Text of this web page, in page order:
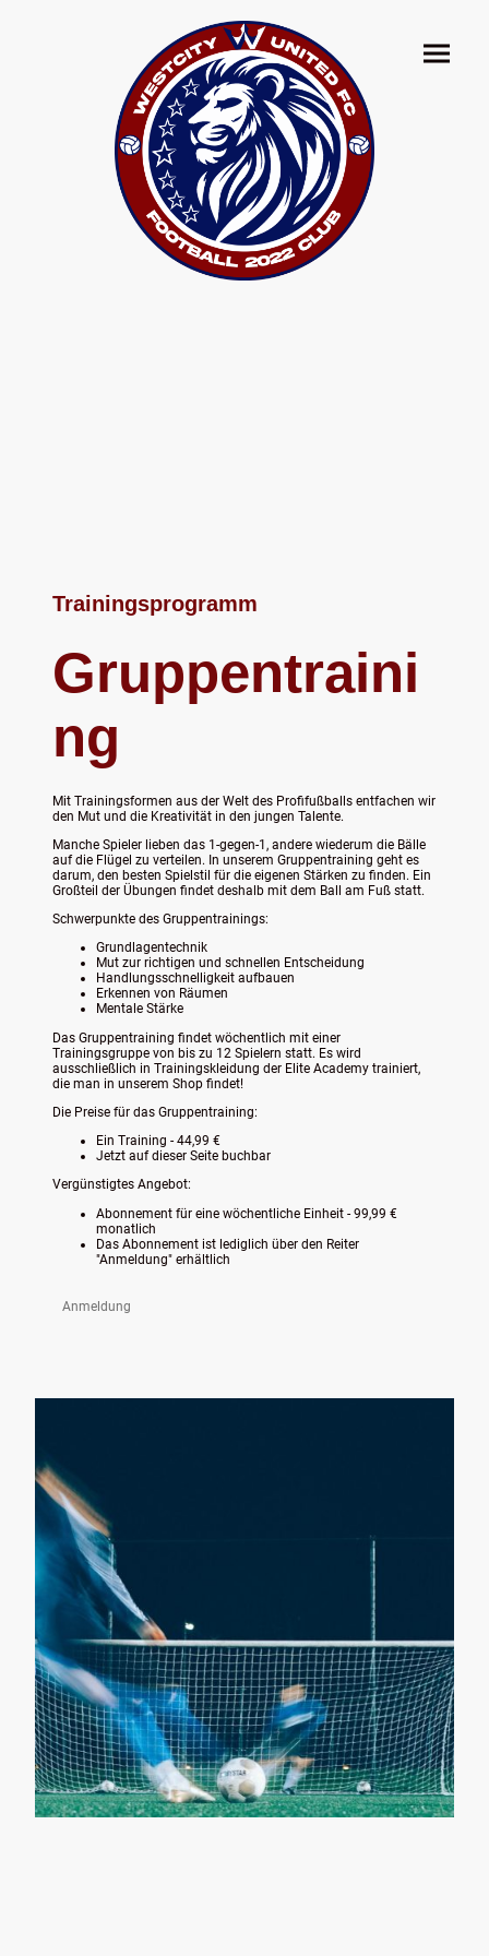
Trainingsprogramm
Gruppentraini
ng
Mit Trainingsformen aus der Welt des Profifußballs entfachen wir
den Mut und die Kreativität in den jungen Talente.
Manche Spieler lieben das 1-gegen-1, andere wiederum die Bälle
auf die Flügel zu verteilen. In unserem Gruppentraining geht es
darum, den besten Spielstil für die eigenen Stärken zu finden. Ein
Großteil der Übungen findet deshalb mit dem Ball am Fuß statt.
Schwerpunkte des Gruppentrainings:
Grundlagentechnik
Mut zur richtigen und schnellen Entscheidung
Handlungsschnelligkeit aufbauen
Erkennen von Räumen
Mentale Stärke
Das Gruppentraining findet wöchentlich mit einer
Trainingsgruppe von bis zu 12 Spielern statt. Es wird
ausschließlich in Trainingskleidung der Elite Academy trainiert,
die man in unserem Shop findet!
Die Preise für das Gruppentraining:
Ein Training - 44,99 €
Jetzt auf dieser Seite buchbar
Vergünstigtes Angebot:
Abonnement für eine wöchentliche Einheit - 99,99 €
monatlich
Das Abonnement ist lediglich über den Reiter
"Anmeldung" erhältlich
Anmeldung